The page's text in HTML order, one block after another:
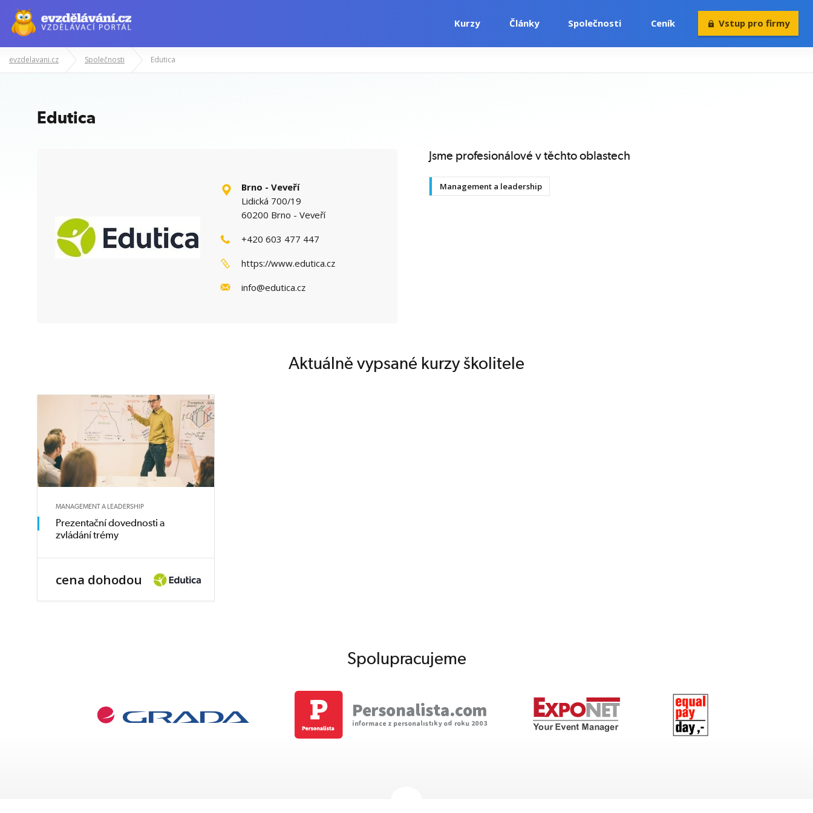
Kurzy Články Společnosti Ceník Vstup pro firmy
Manažerské kurzy
evzdelavani.cz Společnosti Edutica
Edutica
Brno - Veveří
Lidická 700/19
60200 Brno - Veveří
+420 603 477 447
https://www.edutica.cz
info@edutica.cz
Jsme profesionálové v těchto oblastech
Management a leadership
Aktuálně vypsané kurzy školitele
MANAGEMENT A LEADERSHIP
Prezentační dovednosti a
zvládání trémy
cena dohodou
Spolupracujeme